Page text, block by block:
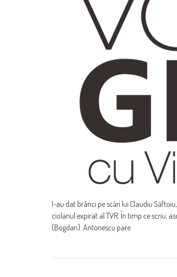
I-au dat brânci pe scări lui Claudiu
ciolanul expirat al TVR. În timp ce scriu,
(Bogdan). Antonescu pare